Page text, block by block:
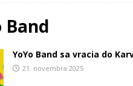
Band
YoYo Band sa vracia do
21. novembra 2025